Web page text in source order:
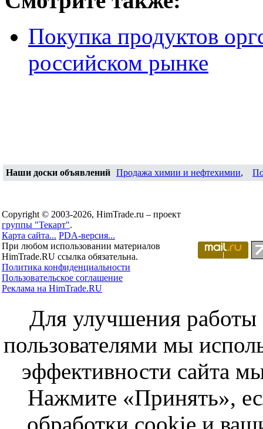
Покупка продуктов
российском рынке
Наши доски объявлений Продажа химии и нефтехимии,
Copyright © 2003-2026, HimTrade.ru – проект
группы "Текарт".
Карта сайта... PDA-версия...
При любом использовании материалов
HimTrade.RU ссылка обязательна.
Политика конфиденциальности
Пользовательское соглашение
Реклама на HimTrade.RU
Для улучшения работы
пользователями мы
эффективности сайта
Нажмите «Принять»,